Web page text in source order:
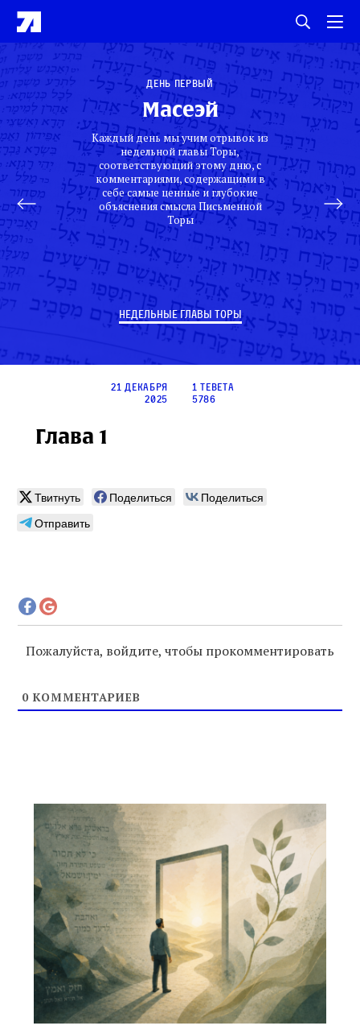
День первый
Масеэй
Каждый день мы учим отрывок из
недельной главы Торы,
соответствующий этому дню, с
комментариями, содержащими в
себе самые ценные и глубокие
объяснения смысла Письменной
Торы
НЕДЕЛЬНЫЕ ГЛАВЫ ТОРЫ
21 декабря
2025
1 тевета
5786
Глава 1
Твитнуть Поделиться
Поделиться
Отправить
Пожалуйста, войдите, чтобы прокомментировать
0 КОММЕНТАРИЕВ